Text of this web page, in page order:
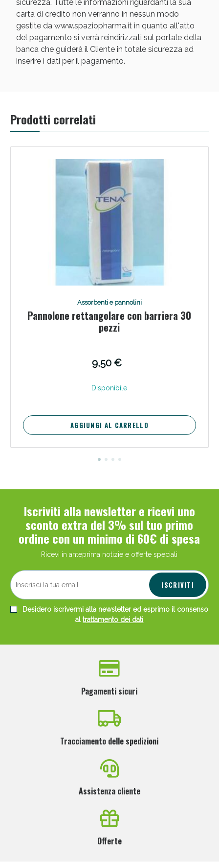
sicurezza. Tutte le informazioni riguardanti la sua
carta di credito non verranno in nessun modo
gestite da www.spaziopharma.it in quanto all'atto
del pagamento si verrà reindirizzati sul portale della
banca che guiderà il Cliente in totale sicurezza ad
inserire i dati per il pagamento.
Prodotti correlati
Assorbenti e pannolini
Pannolone rettangolare con barriera 30
pezzi
9,50 €
Disponibile
AGGIUNGI AL CARRELLO
Iscriviti alla newsletter e ricevi uno
sconto extra del 3% sul tuo primo
ordine con un minimo di 60€ di spesa
Ricevi in anteprima notizie e offerte speciali
ISCRIVITI
Desidero iscrivermi alla newsletter ed esprimo il consenso
altrattamento dei dati
Pagamenti sicuri
Tracciamento delle spedizioni
Assistenza cliente
Offerte